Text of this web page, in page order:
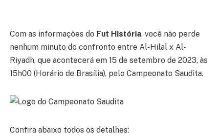
Com as informações do Fut História, você não perde
nenhum minuto do confronto entre Al-Hilal x Al-
Riyadh, que acontecerá em 15 de setembro de 2023, às
15h00 (Horário de Brasília), pelo Campeonato Saudita.
Confira abaixo todos os detalhes: